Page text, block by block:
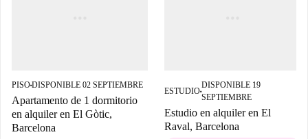
PISO■DISPONIBLE 02 SEPTIEMBRE
Apartamento de 1 dormitorio
en alquiler en El Gòtic,
Barcelona
ESTUDIO■
DISPONIBLE 19
SEPTIEMBRE
Estudio en alquiler en El
Raval, Barcelona